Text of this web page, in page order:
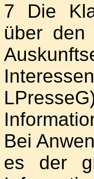
7 Die
über den
Bei
es der